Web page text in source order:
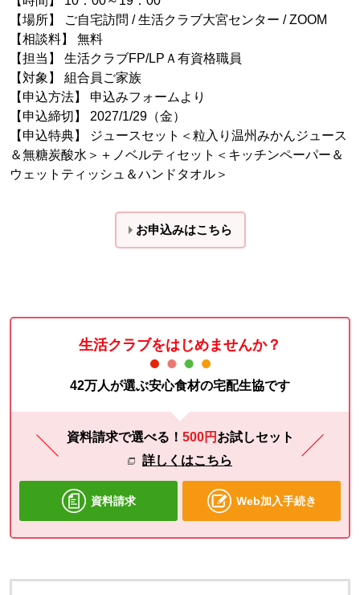
【場所】 ご自宅訪問 / 生活クラブ大宮センター / ZOOM
【相談料】 無料
【担当】 生活クラブFP/LPＡ有資格職員
【対象】 組合員ご家族
【申込方法】 申込みフォームより
【申込締切】 2027/1/29（金）
【申込特典】 ジュースセット＜粒入り温州みかんジュース
＆無糖炭酸水＞＋ノベルティセット＜キッチンペーパー＆
ウェットティッシュ＆ハンドタオル＞
お申込みはこちら
生活クラブをはじめませんか？
42万人が選ぶ安心食材の宅配生協です
資料請求で選べる！ 500円 お試しセット
詳しくはこちら
資料請求 Web加入手続き